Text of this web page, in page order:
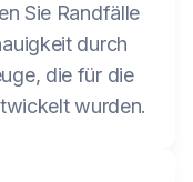
Sie Randfälle
durch
die für die
wurden.